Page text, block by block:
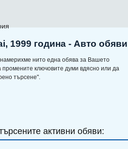
1999 година - Авто
нито една обява за Вашето
ключовите думи вдясно или да
търсене".
активни обяви: